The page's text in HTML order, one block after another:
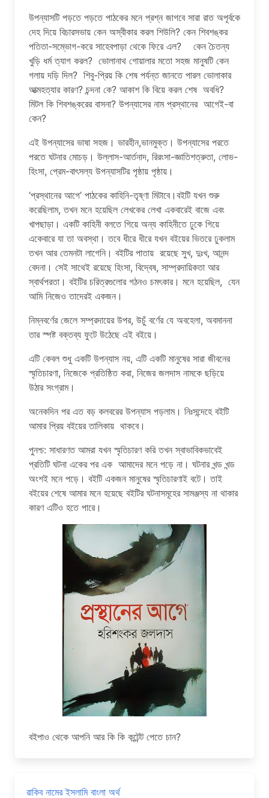
উপন্যাসটি পড়তে পড়তে পাঠকের মনে প্রশ্ন জাগবে সারা রাত অপূর্বকে
দেহ দিয়ে বিচারসভায় কেন অস্বীকার করল শিউলি? কেন শিবশঙ্কর
পতিতা-সম্ভোগ-করে সাহেবপাড়া থেকে ফিরে এল? কেন চৈতন্য
খুড়ি ধর্ম ত্যাগ করল? ভােলানাথ গােয়ালার মতাে সহজ মানুষটি কেন
গলায় দড়ি দিল? শিবু-প্রিয় কি শেষ পর্যন্ত জানতে পারল ভােলাকার
আত্মহত্যার কারণ? চন্দনা কে? আকাশ কি বিয়ে করল শেষ অবধি?
মিটল কি শিবশঙ্করের বাসনা? উপন্যাসের নাম প্রস্থানের আগেই-বা
কেন?
এই উপন্যাসের ভাষা সহজ। ভারহীন,ভানমুক্ত। উপন্যাসের পরতে
পরতে ঘটনার মােচড়। উল্লাস-আর্তনাদ, রিরংসা-জ্ঞাতিশত্রুতা, লােভ-
হিংসা, প্রেম-বাৎসল্য উপন্যাসটির পৃষ্ঠায় পৃষ্ঠায়।
‘প্রস্থানের আগে’ পাঠকের কাহিনি-তৃষ্ণা মিটাবে।বইটি যখন শুরু
করেছিলাম, তখন মনে হয়েছিল লেখকের লেখা একবারেই বাজে এবং
খাপছাড়া। একটি কাহিনী বলতে গিয়ে অন্য কাহিনীতে ঢুকে গিয়ে
একেবারে যা তা অবস্থা। তবে ধীরে ধীরে যখন বইয়ের ভিতরে ঢুকলাম
তখন আর তেমনটা লাগেনি। বইটির পাতায় রয়েছে সুখ, দুঃখ, আনন্দ
বেদনা। সেই সাথেই রয়েছে হিংসা, বিদ্বেষ, সাম্প্রদায়িকতা আর
স্বার্থপরতা। বইটির চরিত্রগুলোর গঠনও চমৎকার। মনে হয়েছিল, যেন
আমি নিজেও তাদেরই একজন।
নিম্নবর্ণের জেলে সম্প্রদায়ের উপর, উচুঁ বর্ণের যে অবহেলা, অবমাননা
তার স্পষ্ট বক্তব্য ফুটে উঠেছে এই বইয়ে।
এটি কেবল শুধু একটি উপন্যাস নয়, এটি একটি মানুষের সারা জীবনের
স্মৃতিচারণা, নিজেকে প্রতিষ্ঠিত করা, নিজের জলদাস নামকে ছড়িয়ে
উঠার সংগ্রাম।
অনেকদিন পর এত বড় কলবরের উপন্যাস পড়লাম। নিঃসন্দেহে বইটি
আমার প্রিয় বইয়ের তালিকায় থাকবে।
পুনশ্চ: সাধারণত আমরা যখন স্মৃতিচারণ করি তখন স্বাভাবিকভাবেই
প্রতিটি ঘটনা একের পর এক আমাদের মনে পড়ে না। ঘটনার খন্ড খন্ড
অংশই মনে পড়ে। বইটি একজন মানুষের স্মৃতিচারণাই বটে। তাই
বইয়ের শেষে আমার মনে হয়েছে বইটির ঘটনাসমূহের সামঞ্জস্য না থাকার
কারণ এটিও হতে পারে।
বইপাও থেকে আপনি আর কি কি কন্টেন্ট পেতে চান?
রাকিব নামের ইসলামি বাংলা অর্থ